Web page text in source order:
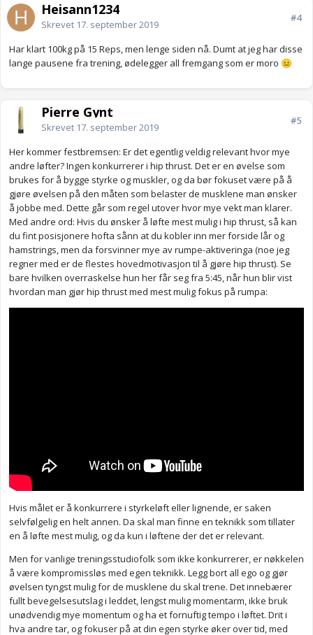
Heisann1234
Skrevet 17. september 2019
#4
Har klart 100kg på 15 Reps, men lenge siden nå. Dumt at jeg har disse
lange pausene fra trening, ødelegger all fremgang som er moro 😐
Pierre Gynt
Skrevet 17. september 2019
#5
Her kommer festbremsen: Er det egentlig veldig relevant hvor mye
andre løfter? Ingen konkurrerer i hip thrust. Det er en øvelse som
brukes for å bygge styrke og muskler, og da bør fokuset være på å
gjøre øvelsen på den måten som belaster de musklene man ønsker
å jobbe med. Dette går som regel utover hvor mye vekt man klarer.
Med andre ord: Hvis du ønsker å løfte mest mulig i hip thrust, så kan
du fint posisjonere hofta sånn at du kobler inn mer forside lår og
hamstrings, men da forsvinner mye av rumpe-aktiveringa (noe jeg
regner med er de flestes hovedmotivasjon til å gjøre hip thrust). Se
bare hvilken overraskelse hun her får seg fra 5:45, når hun blir vist
hvordan man gjør hip thrust med mest mulig fokus på rumpa:
Hvis målet er å konkurrere i styrkeløft eller lignende, er saken
selvfølgelig en helt annen. Da skal man finne en teknikk som tillater
en å løfte mest mulig, og da kun i løftene der det er relevant.
Men for vanlige treningsstudiofolk som ikke konkurrerer, er nøkkelen
å være kompromissløs med egen teknikk. Legg bort all ego og gjør
øvelsen tyngst mulig for de musklene du skal trene. Det innebærer
fullt bevegelsesutslag i leddet, lengst mulig momentarm, ikke bruk
unødvendig mye momentum og ha et fornuftig tempo i løftet. Drit i
hva andre tar, og fokuser på at din egen styrke øker over tid, med